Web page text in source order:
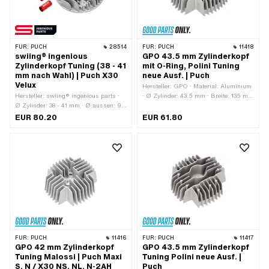
FÜR: PUCH 28514
swiing® ingenious
Zylinderkopf Tuning (38 - 41
mm nach Wahl) | Puch X30
Velux
Hersteller: swiing® ingenious parts ·
Ø Zylinder: 38 - 41 mm · Ø aussen: 90
mm · Anzahl Befestigungspunkte: 4
EUR 80.20
FÜR: PUCH 11418
GPO 43.5 mm Zylinderkopf
mit O-Ring, Polini Tuning
neue Ausf. | Puch
Hersteller: GPO · Material: Aluminium
· Ø Zylinder: 43.5 mm · Breite: 135 mm
sandgestrahlt · Gesamtlänge: 140 mm
[mm]: 44 x 44 · Dekompressor: Nein ·
Anwendungsbereich: Tuning
EUR 61.80
FÜR: PUCH 11416
GPO 42 mm Zylinderkopf
Tuning Malossi | Puch Maxi
S, N / X30 NS, NL, N-2AH
FÜR: PUCH 11417
GPO 43.5 mm Zylinderkopf
Tuning Polini neue Ausf. |
Puch